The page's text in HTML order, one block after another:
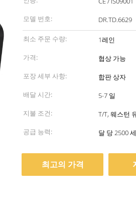
모델 번호:
DR.TD.6629
최소 주문 수량:
1레인
가격:
협상 가능
포장 세부 사항:
합판 상자
배달 시간:
5-7 일
지불 조건:
T/T, 웨스턴
공급 능력:
달 당 2500
최고의 가격